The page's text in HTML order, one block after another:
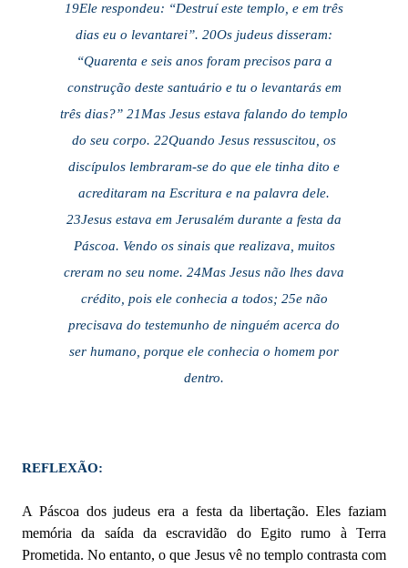
19Ele respondeu: “Destruí este templo, e em três
dias eu o levantarei”. 20Os judeus disseram:
“Quarenta e seis anos foram precisos para a
construção deste santuário e tu o levantarás em
três dias?” 21Mas Jesus estava falando do templo
do seu corpo. 22Quando Jesus ressuscitou, os
discípulos lembraram-se do que ele tinha dito e
acreditaram na Escritura e na palavra dele.
23Jesus estava em Jerusalém durante a festa da
Páscoa. Vendo os sinais que realizava, muitos
creram no seu nome. 24Mas Jesus não lhes dava
crédito, pois ele conhecia a todos; 25e não
precisava do testemunho de ninguém acerca do
ser humano, porque ele conhecia o homem por
dentro.
REFLEXÃO:
A Páscoa dos judeus era a festa da libertação. Eles faziam
memória da saída da escravidão do Egito rumo à Terra
Prometida. No entanto, o que Jesus vê no templo contrasta com